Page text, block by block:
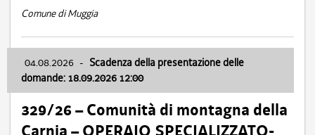
Comune di Muggia
04.08.2026 - Scadenza della presentazione delle
domande: 18.09.2026 12:00
329/26 – Comunità di montagna della